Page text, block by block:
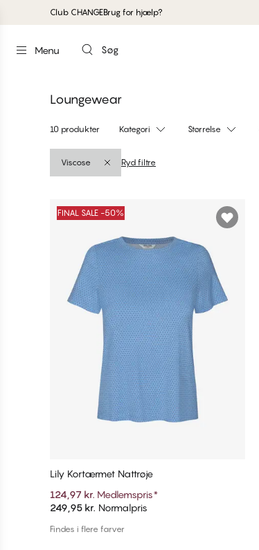
Club CHANGEBrug for hjælp?
Menu Søg
Loungewear
10 produkter Kategori Størrelse
Viscose Ryd filtre
Produkter
Tilføj til kurv
FINAL SALE -50%
Lily Kortærmet Nattrøje
124,97 kr. Medlemspris*
249,95 kr. Normalpris
Findes i flere farver